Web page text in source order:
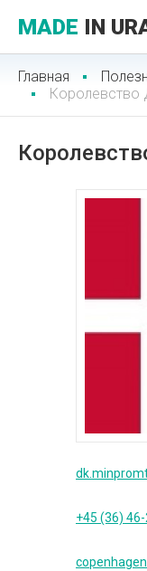
MADE IN
Главная
Королевство
+45 (36)